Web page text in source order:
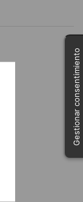
Gestionar consentimiento